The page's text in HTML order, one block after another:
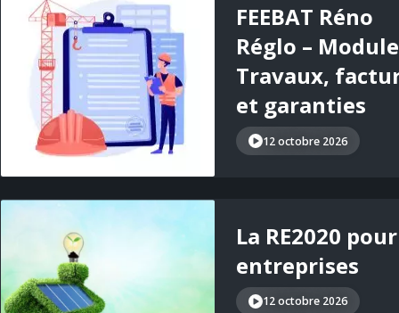
FEEBAT Réno
Réglo –
Travaux,
et garanties
12 octobre 2026
La RE2020
entreprises
12 octobre 2026